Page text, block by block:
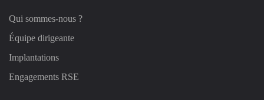
Qui sommes-nous ?
Équipe dirigeante
Implantations
Engagements RSE